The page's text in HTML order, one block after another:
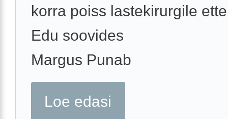
korra poiss lastekirurgile
Edu soovides
Margus Punab
Loe edasi